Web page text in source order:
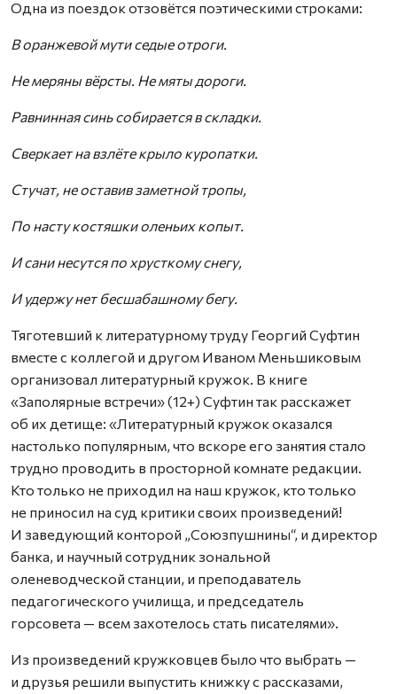
Одна из поездок отзовётся поэтическими строками:
В оранжевой мути седые отроги.
Не меряны вёрсты. Не мяты дороги.
Равнинная синь собирается в складки.
Сверкает на взлёте крыло куропатки.
Стучат, не оставив заметной тропы,
По насту костяшки оленьих копыт.
И сани несутся по хрусткому снегу,
И удержу нет бесшабашному бегу.
Тяготевший к литературному труду Георгий Суфтин
вместе с коллегой и другом Иваном Меньшиковым
организовал литературный кружок. В книге
«Заполярные встречи» (12+) Суфтин так расскажет
об их детище: «Литературный кружок оказался
настолько популярным, что вскоре его занятия стало
трудно проводить в просторной комнате редакции.
Кто только не приходил на наш кружок, кто только
не приносил на суд критики своих произведений!
И заведующий конторой „Союзпушнины“, и директор
банка, и научный сотрудник зональной
оленеводческой станции, и преподаватель
педагогического училища, и председатель
горсовета — всем захотелось стать писателями».
Из произведений кружковцев было что выбрать —
и друзья решили выпустить книжку с рассказами,